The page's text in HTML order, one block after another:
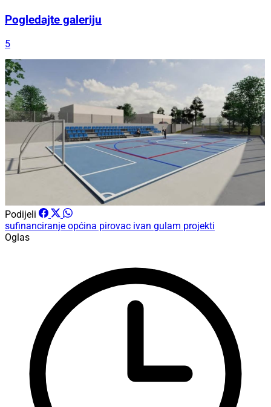
Pogledajte galeriju
5
Podijeli
sufinanciranje općina pirovac ivan gulam projekti
Oglas